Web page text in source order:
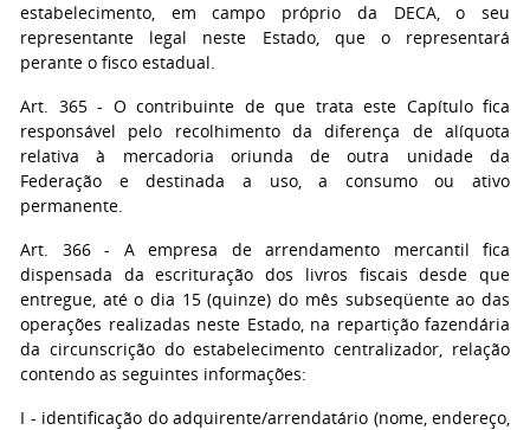
estabelecimento, em campo próprio da DECA, o seu
representante legal neste Estado, que o representará
perante o fisco estadual.
Art. 365 - O contribuinte de que trata este Capítulo fica
responsável pelo recolhimento da diferença de alíquota
relativa à mercadoria oriunda de outra unidade da
Federação e destinada a uso, a consumo ou ativo
permanente.
Art. 366 - A empresa de arrendamento mercantil fica
dispensada da escrituração dos livros fiscais desde que
entregue, até o dia 15 (quinze) do mês subseqüente ao das
operações realizadas neste Estado, na repartição fazendária
da circunscrição do estabelecimento centralizador, relação
contendo as seguintes informações:
I - identificação do adquirente/arrendatário (nome, endereço,